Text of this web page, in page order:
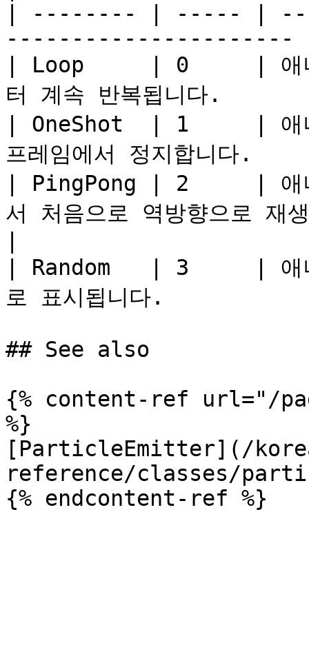
| -------- | ----- |
----------------------
| Loop     | 0     | 애니
터 계속 반복됩니다
| OneShot  | 1     | 애니
프레임에서 정지합
| PingPong | 2     | 애니
서 처음으로 역방향으로 재
| Random   | 3     | 애니
로 표시됩니다.
## See also
{% content-ref url="/
%}
[ParticleEmitter](/
reference/classes/